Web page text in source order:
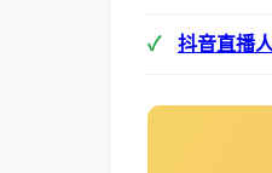
抖音直播